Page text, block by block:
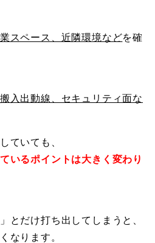
スペース、近隣環境などを確
入出動線、セキュリティ面な
ていても、
いるポイントは大きく変わり
とだけ打ち出してしまうと、
なります。